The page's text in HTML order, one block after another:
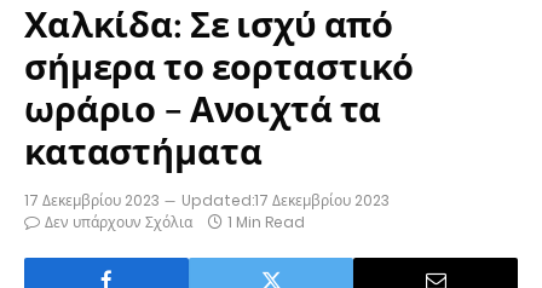
Χαλκίδα: Σε ισχύ από
σήμερα το εορταστικό
ωράριο – Ανοιχτά τα
καταστήματα
17 Δεκεμβρίου 2023 Updated:17 Δεκεμβρίου 2023
Δεν υπάρχουν Σχόλια
1 Min Read